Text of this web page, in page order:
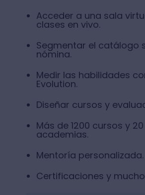
Acceder a una sala
clases en vivo.
Segmentar el catálogo
nómina.
Medir las habilidades
Evolution.
Diseñar cursos y
Más de 1200 cursos y 20
academias.
Mentoría personalizada.
Certificaciones y